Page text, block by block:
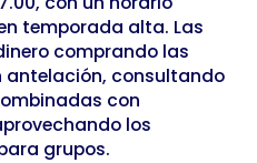
temporada alta. Las
comprando las
antelación, consultando
con
los
grupos.